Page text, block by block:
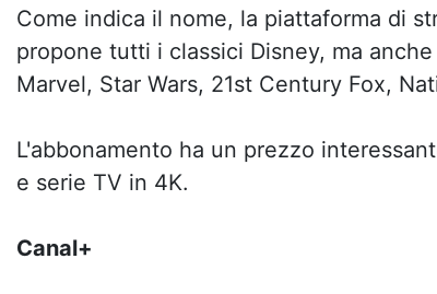
Come indica il nome, la piattaforma di
propone tutti i classici Disney, ma
Marvel, Star Wars, 21st Century Fox,
L'abbonamento ha un prezzo
e serie TV in 4K.
Canal+